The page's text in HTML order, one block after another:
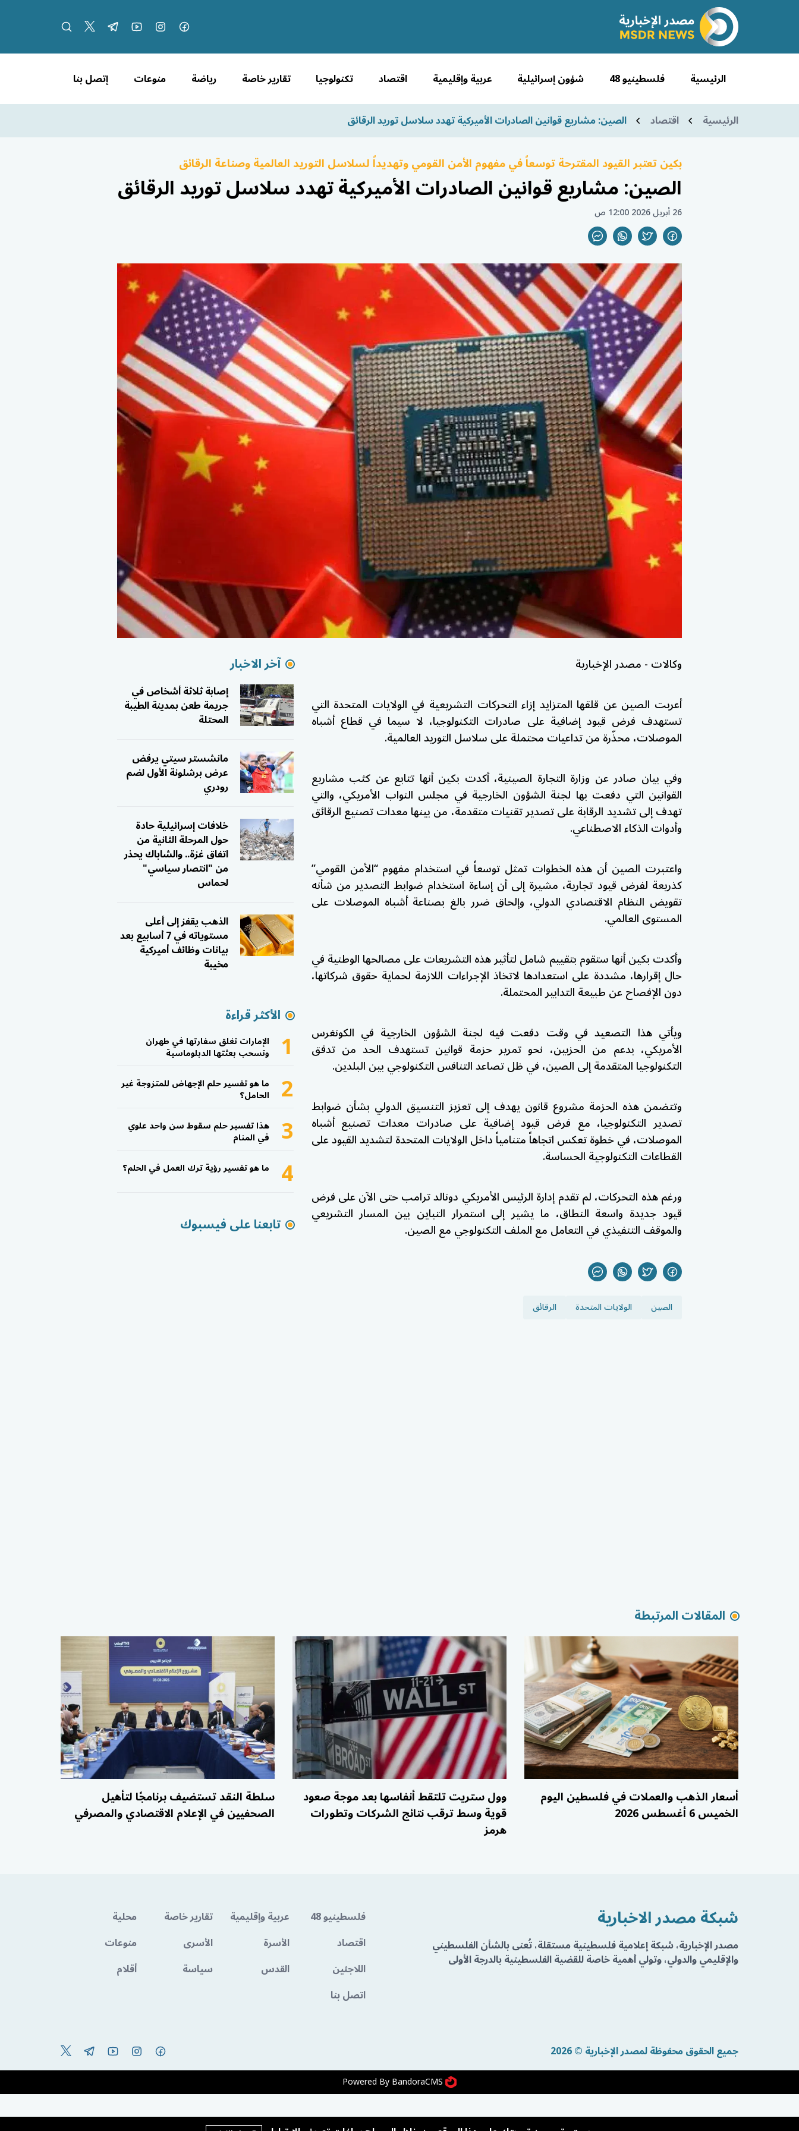
الرئيسية فلسطينيو 48 شؤون إسرائيلية عربية وإقليمية اقتصاد تكنولوجيا تقارير خاصة رياضة منوعات إتصل بنا
الرئيسية اقتصاد الصين: مشاريع قوانين الصادرات الأميركية تهدد سلاسل توريد الرقائق
بكين تعتبر القيود المقترحة توسعاً في مفهوم الأمن القومي وتهديداً لسلاسل التوريد العالمية وصناعة الرقائق
الصين: مشاريع قوانين الصادرات الأميركية تهدد سلاسل توريد الرقائق
26 أبريل 2026 12:00 ص
وكالات - مصدر الإخبارية
أعربت الصين عن قلقها المتزايد إزاء التحركات التشريعية في الولايات المتحدة التي
تستهدف فرض قيود إضافية على صادرات التكنولوجيا، لا سيما في قطاع أشباه
الموصلات، محذّرة من تداعيات محتملة على سلاسل التوريد العالمية.
وفي بيان صادر عن وزارة التجارة الصينية، أكدت بكين أنها تتابع عن كثب مشاريع
القوانين التي دفعت بها لجنة الشؤون الخارجية في مجلس النواب الأمريكي، والتي
تهدف إلى تشديد الرقابة على تصدير تقنيات متقدمة، من بينها معدات تصنيع الرقائق
وأدوات الذكاء الاصطناعي.
واعتبرت الصين أن هذه الخطوات تمثل توسعاً في استخدام مفهوم “الأمن القومي”
كذريعة لفرض قيود تجارية، مشيرة إلى أن إساءة استخدام ضوابط التصدير من شأنه
تقويض النظام الاقتصادي الدولي، وإلحاق ضرر بالغ بصناعة أشباه الموصلات على
المستوى العالمي.
وأكدت بكين أنها ستقوم بتقييم شامل لتأثير هذه التشريعات على مصالحها الوطنية في
حال إقرارها، مشددة على استعدادها لاتخاذ الإجراءات اللازمة لحماية حقوق شركاتها،
دون الإفصاح عن طبيعة التدابير المحتملة.
ويأتي هذا التصعيد في وقت دفعت فيه لجنة الشؤون الخارجية في الكونغرس
الأمريكي، بدعم من الحزبين، نحو تمرير حزمة قوانين تستهدف الحد من تدفق
التكنولوجيا المتقدمة إلى الصين، في ظل تصاعد التنافس التكنولوجي بين البلدين.
وتتضمن هذه الحزمة مشروع قانون يهدف إلى تعزيز التنسيق الدولي بشأن ضوابط
تصدير التكنولوجيا، مع فرض قيود إضافية على صادرات معدات تصنيع أشباه
الموصلات، في خطوة تعكس اتجاهاً متنامياً داخل الولايات المتحدة لتشديد القيود على
القطاعات التكنولوجية الحساسة.
ورغم هذه التحركات، لم تقدم إدارة الرئيس الأمريكي دونالد ترامبحتى الآن على فرض
قيود جديدة واسعة النطاق، ما يشير إلى استمرار التباين بين المسار التشريعي
والموقف التنفيذي في التعامل مع الملف التكنولوجي مع الصين.
الصين الولايات المتحدة الرقائق
آخر الاخبار
إصابة ثلاثة أشخاص في
جريمة طعن بمدينة الطيبة
المحتلة
مانشستر سيتي يرفض
عرض برشلونة الأول لضم
رودري
خلافات إسرائيلية حادة
حول المرحلة الثانية من
اتفاق غزة.. والشاباك يحذر
من "انتصار سياسي"
لحماس
الذهب يقفز إلى أعلى
مستوياته في 7 أسابيع بعد
بيانات وظائف أميركية
مخيبة
الأكثر قراءة
1 الإمارات تغلق سفارتها في طهران
وتسحب بعثتها الدبلوماسية
2 ما هو تفسير حلم الإجهاض للمتزوجة غير
الحامل؟
3 هذا تفسير حلم سقوط سن واحد علوي
في المنام
4 ما هو تفسير رؤية ترك العمل في الحلم؟
تابعنا على فيسبوك
المقالات المرتبطة
أسعار الذهب والعملات في فلسطين اليوم
الخميس 6 أغسطس 2026
وول ستريت تلتقط أنفاسها بعد موجة صعود
قوية وسط ترقب نتائج الشركات وتطورات
هرمز
سلطة النقد تستضيف برنامجًا لتأهيل
الصحفيين في الإعلام الاقتصادي والمصرفي
شبكة مصدر الاخبارية
مصدر الإخبارية، شبكة إعلامية فلسطينية مستقلة، تُعنى بالشأن الفلسطيني
والإقليمي والدولي، وتولي أهمية خاصة للقضية الفلسطينية بالدرجة الأولى
فلسطينيو 48 عربية وإقليمية تقارير خاصة
محلية
اقتصاد
الأسرة الأسرى
منوعات
اللاجئين
القدس سياسة
أقلام
اتصل بنا
جميع الحقوق محفوظة لمصدر الإخبارية © 2026
Powered By BandoraCMS